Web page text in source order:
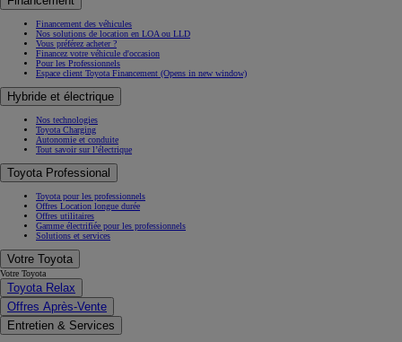
Financement des véhicules
Nos solutions de location en LOA ou LLD
Vous préférez acheter ?
Financez votre véhicule d'occasion
Pour les Professionnels
Espace client Toyota Financement (Opens in new window)
Hybride et électrique
Nos technologies
Toyota Charging
Autonomie et conduite
Tout savoir sur l’électrique
Toyota Professional
Toyota pour les professionnels
Offres Location longue durée
Offres utilitaires
Gamme électrifiée pour les professionnels
Solutions et services
Votre Toyota
Votre Toyota
Toyota Relax
Offres Après-Vente
Entretien & Services